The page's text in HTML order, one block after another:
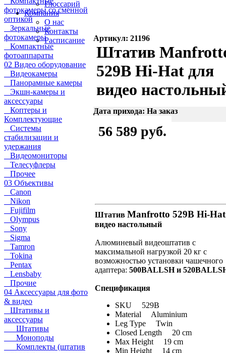
Глоссарий
Компания
О нас
Контакты
Расписание
фотокамеры со сменной
оптикой
Зеркальные
фотокамеры
Компактные
фотоаппараты
02 Видео оборудование
Видеокамеры
Панорамные камеры
Экшн-камеры и
аксессуары
Коптеры и
Комплектующие
Системы
стабилизации и
удержания
Видеомониторы
Телесуфлеры
Прочее
03 Объективы
Canon
Nikon
Fujifilm
Olympus
Sony
Sigma
Tamron
Tokina
Pentax
Lensbaby
Прочие
04 Аксессуары для фото
& видео
Штативы и
аксессуары
Штативы
Моноподы
Комплекты (штатив
Артикул: 21196
Штатив
529B Hi-Hat для
видео
Дата прихода: На заказ
56 589 руб.
Штатив Manfrotto 529B Hi-Hat
видео настольный
Алюминевый видеоштатив с
максимальной нагрузкой 20 кг с
возможностью установки чашечного
адаптера: 500BALLSH и
Спецификация
SKU 529B
Material Aluminium
Leg Type Twin
Closed Length 20 cm
Max Height 19 cm
Min Height 14 cm